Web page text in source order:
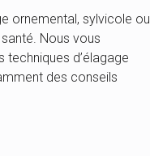
ornemental, sylvicole ou
Nous vous
techniques d’élagage
des conseils